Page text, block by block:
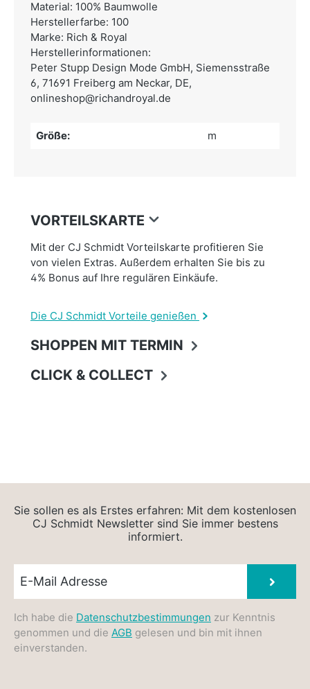
Material: 100% Baumwolle
Herstellerfarbe: 100
Marke: Rich & Royal
Herstellerinformationen:
Peter Stupp Design Mode GmbH, Siemensstraße
6, 71691 Freiberg am Neckar, DE,
onlineshop@richandroyal.de
Größe: m
VORTEILSKARTE
Mit der CJ Schmidt Vorteilskarte profitieren Sie
von vielen Extras. Außerdem erhalten Sie bis zu
4% Bonus auf Ihre regulären Einkäufe.
Die CJ Schmidt Vorteile genießen
SHOPPEN MIT TERMIN
CLICK & COLLECT
Sie sollen es als Erstes erfahren: Mit dem kostenlosen
CJ Schmidt Newsletter sind Sie immer bestens
informiert.
Ich habe die Datenschutzbestimmungen zur Kenntnis
genommen und die AGB gelesen und bin mit ihnen
einverstanden.